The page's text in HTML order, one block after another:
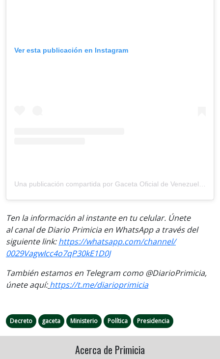
Ver esta publicación en Instagram
Ten la información al instante en tu celular. Únete
alcanalde Diario Primicia en WhatsApp a través del
siguiente link:https://whatsapp.com/channel/
0029VagwIcc4o7qP30kE1D0J
También estamos en Telegram como @DiarioPrimicia,
únete aquí: https://t.me/diarioprimicia
Decreto gaceta Ministerio Política Presidencia
Acerca de Primicia